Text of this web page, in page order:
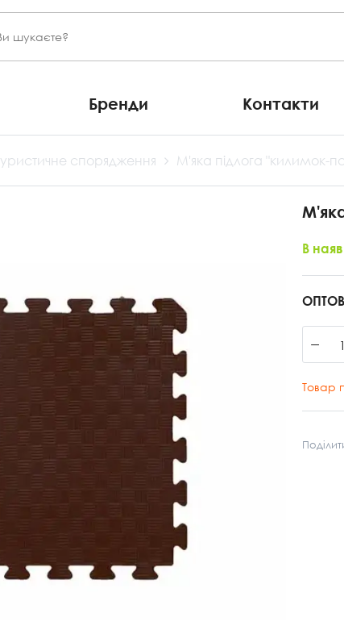
Бренди Контакти
спорядження М'яка підлога "килимок-
В
−
Товар